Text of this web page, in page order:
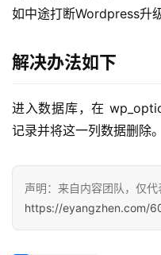
实
营
记
经
验
教
如中途打断Wordpress升
解决办法如下
进入数据库，在
记录并将这一列数据删除。
声明：来自内容团队，仅代
https://eyangzhen.com/